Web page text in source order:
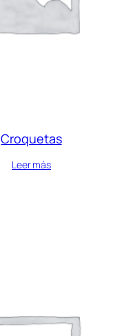
Croquetas
Leer más